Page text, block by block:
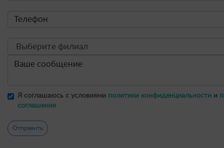
Я соглашаюсь с условиями политики конфиденциальности и
соглашения
Отправить